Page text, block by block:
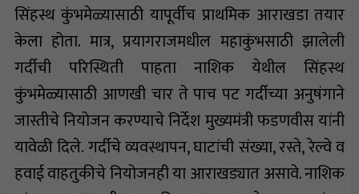
सिंहस्थ कुंभमेळ्यासाठी यापूर्वीच प्राथमिक आराखडा तयार
केला होता. मात्र, प्रयागराजमधील महाकुंभसाठी झालेली
गर्दीची परिस्थिती पाहता नाशिक येथील सिंहस्थ
कुंभमेळ्यासाठी आणखी चार ते पाच पट गर्दीच्या अनुषंगाने
जास्तीचे नियोजन करण्याचे निर्देश मुख्यमंत्री फडणवीस यांनी
यावेळी दिले. गर्दीचे व्यवस्थापन, घाटांची संख्या, रस्ते, रेल्वे व
हवाई वाहतुकीचे नियोजनही या आराखड्यात असावे. नाशिक